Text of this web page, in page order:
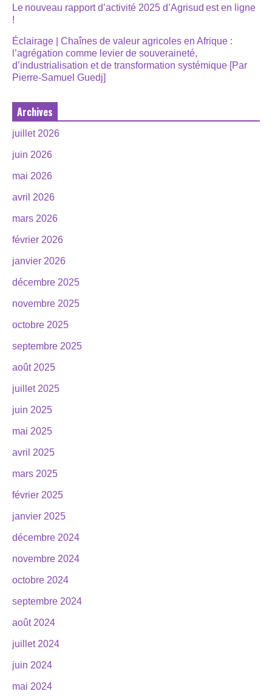
Le nouveau rapport d’activité 2025 d’Agrisud est en ligne
!
Éclairage | Chaînes de valeur agricoles en Afrique :
l’agrégation comme levier de souveraineté,
d’industrialisation et de transformation systémique [Par
Pierre-Samuel Guedj]
Archives
juillet 2026
juin 2026
mai 2026
avril 2026
mars 2026
février 2026
janvier 2026
décembre 2025
novembre 2025
octobre 2025
septembre 2025
août 2025
juillet 2025
juin 2025
mai 2025
avril 2025
mars 2025
février 2025
janvier 2025
décembre 2024
novembre 2024
octobre 2024
septembre 2024
août 2024
juillet 2024
juin 2024
mai 2024